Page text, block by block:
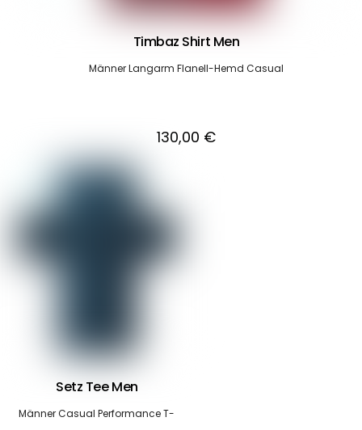
Timbaz Shirt Men
Männer Langarm Flanell-Hemd Casual
130,00 €
Setz Tee Men
Männer Casual Performance T-